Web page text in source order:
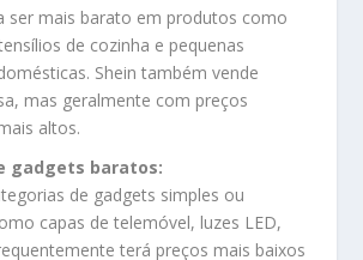
ser mais barato em produtos como
de cozinha e pequenas
Shein também vende
mas geralmente com preços
altos.
gadgets baratos:
de gadgets simples ou
capas de telemóvel, luzes LED,
terá preços mais baixos